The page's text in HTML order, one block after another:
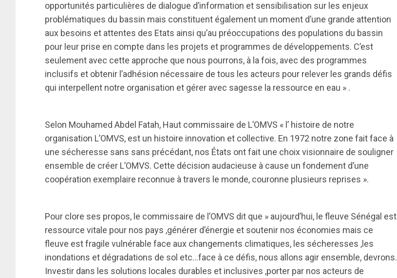
opportunités particulières de dialogue d’information et sensibilisation sur les enjeux
problématiques du bassin mais constituent également un moment d’une grande attention
aux besoins et attentes des Etats ainsi qu’au préoccupations des populations du bassin
pour leur prise en compte dans les projets et programmes de développements. C’est
seulement avec cette approche que nous pourrons, à la fois, avec des programmes
inclusifs et obtenir l’adhésion nécessaire de tous les acteurs pour relever les grands défis
qui interpellent notre organisation et gérer avec sagesse la ressource en eau » .
Selon Mouhamed Abdel Fatah, Haut commissaire de L’OMVS « l’ histoire de notre
organisation L’OMVS, est un histoire innovation et collective. En 1972 notre zone fait face à
une sécheresse sans sans précédant, nos États ont fait une choix visionnaire de souligner
ensemble de créer L’OMVS. Cette décision audacieuse à cause un fondement d’une
coopération exemplaire reconnue à travers le monde, couronne plusieurs reprises ».
Pour clore ses propos, le commissaire de l’OMVS dit que » aujourd’hui, le fleuve Sénégal est
ressource vitale pour nos pays ,générer d’énergie et soutenir nos économies mais ce
fleuve est fragile vulnérable face aux changements climatiques, les sécheresses ,les
inondations et dégradations de sol etc…face à ce défis, nous allons agir ensemble, devrons.
Investir dans les solutions locales durables et inclusives ,porter par nos acteurs de